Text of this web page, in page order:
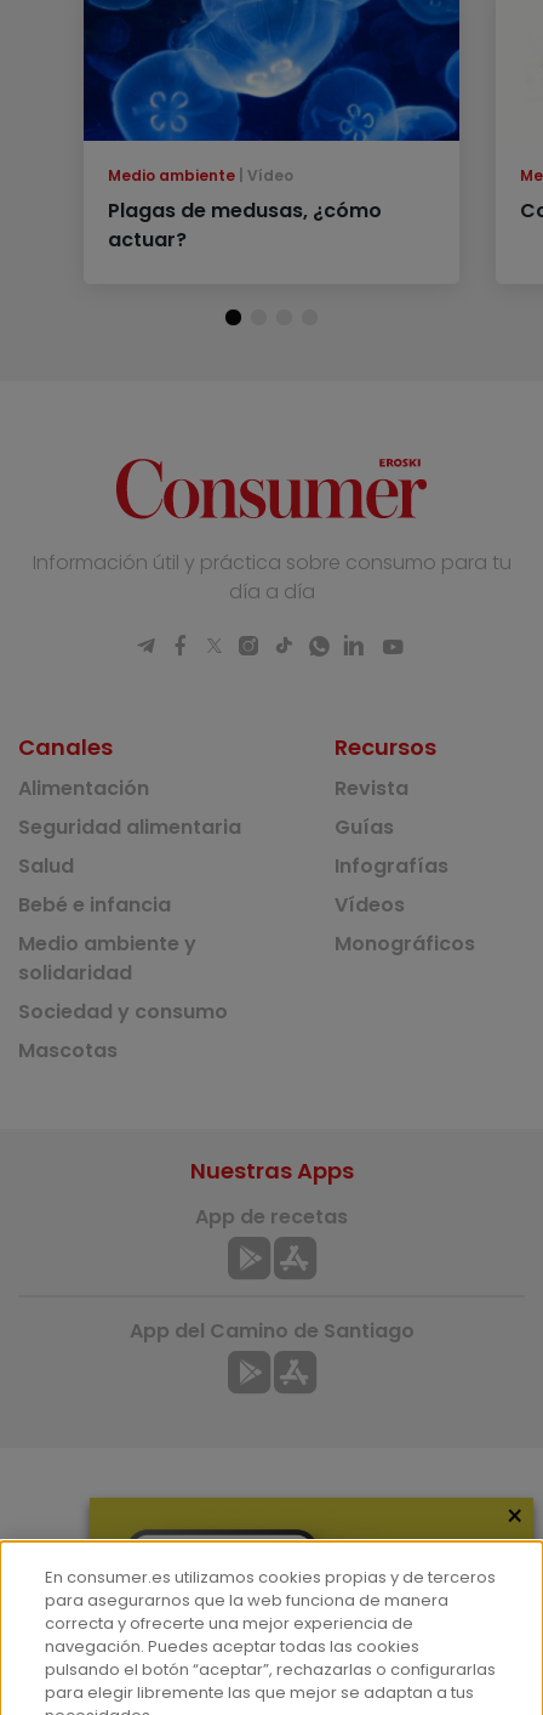
Medio ambiente Vídeo
Plagas de medusas, ¿cómo
actuar?
Información útil y práctica sobre consumo para tu
día a día
Canales
Alimentación
Seguridad alimentaria
Salud
Bebé e infancia
Medio ambiente y
solidaridad
Sociedad y consumo
Mascotas
Recursos
Revista
Guías
Infografías
Vídeos
Monográficos
Hemeroteca
Contacto
Prensa
Nuestras Apps
App de recetas
App del Camino de Santiago
×
En consumer.es utilizamos cookies propias y de terceros
para asegurarnos que la web funciona de manera
correcta y ofrecerte una mejor experiencia de
navegación. Puedes aceptar todas las cookies
pulsando el botón “aceptar”, rechazarlas o configurarlas
para elegir libremente las que mejor se adaptan a tus